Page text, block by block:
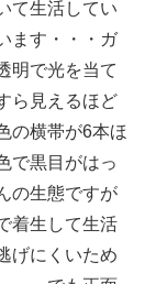
て生活してい
ます・・・ガ
明で光を当て
ら見えるほど
の横帯が6本ほ
で黒目がはっ
の生態ですが
着生して生活
げにくいため